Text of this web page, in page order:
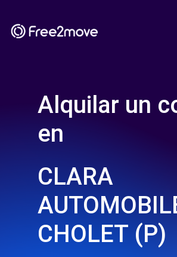
Alquilar un
en
CLARA
CHOLET (P)